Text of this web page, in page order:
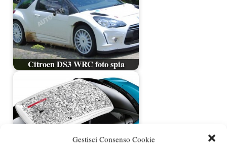
Gestisci Consenso Cookie
Citroen DS3 WRC foto spia